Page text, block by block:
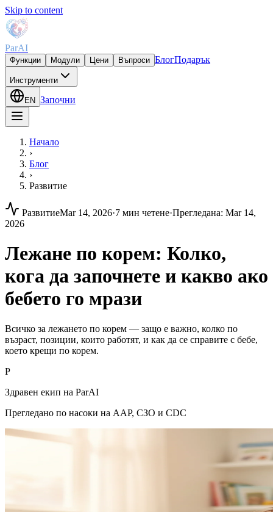
Skip to content
ParAI
Функции Модули Цени Въпроси БлогПодарък
Инструменти
EN Започни
Начало
›
Блог
›
Развитие
РазвитиеMar 14, 2026·7 мин четене·Прегледана: Mar 14,
2026
Лежане по корем: Колко,
кога да започнете и какво ако
бебето го мрази
Всичко за лежането по корем — защо е важно, колко по
възраст, позиции, които работят, и как да се справите с бебе,
което крещи по корем.
P
Здравен екип на ParAI
Прегледано по насоки на AAP, СЗО и CDC